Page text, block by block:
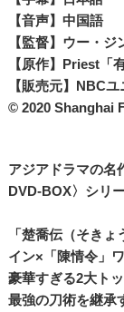
【音声】中国語
【監督】ウー・ジ
【原作】Priest「
【販売元】NBC
© 2020 Shanghai
アジアドラマの名
DVD‐BOX〉シリ
「楚喬伝（そき
イン×「陳情令」
豪華すぎる2大ト
最強の刀術を継承